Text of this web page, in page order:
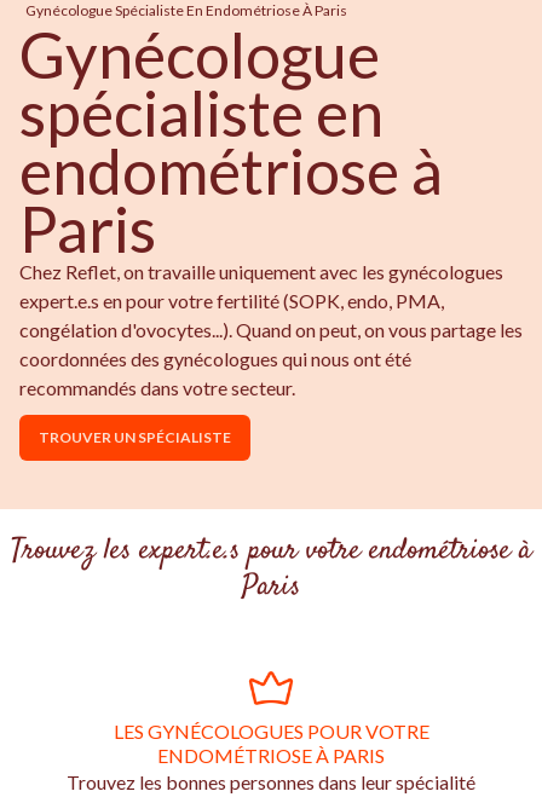
Gynécologue Spécialiste En Endométriose À Paris
Gynécologue
spécialiste en
endométriose à
Paris
Chez Reflet, on travaille uniquement avec les gynécologues
expert.e.s en pour votre fertilité (SOPK, endo, PMA,
congélation d'ovocytes...). Quand on peut, on vous partage les
coordonnées des gynécologues qui nous ont été
recommandés dans votre secteur.
TROUVER UN SPÉCIALISTE
Trouvez les expert.e.s pour votre endométriose à
Paris
LES GYNÉCOLOGUES POUR VOTRE
ENDOMÉTRIOSE À PARIS
Trouvez les bonnes personnes dans leur spécialité